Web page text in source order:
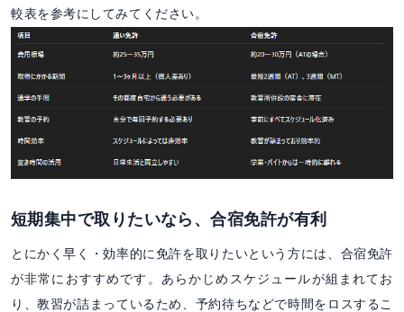
較表を参考にしてみてください。
短期集中で取りたいなら、合宿免許が有利
とにかく早く・効率的に免許を取りたいという方には、合宿免許
が非常におすすめです。あらかじめスケジュールが組まれてお
り、教習が詰まっているため、予約待ちなどで時間をロスするこ